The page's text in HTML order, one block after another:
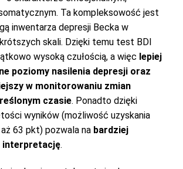
Ta kompleksowość jest
inwentarza depresji Becka w
skali. Dzięki temu test BDI
wysoką czułością, a więc lepiej
poziomy nasilenia depresji oraz
w monitorowaniu zmian
czasie. Ponadto dzięki
wyników (możliwość uzyskania
63 pkt) pozwala na bardziej
interpretację.